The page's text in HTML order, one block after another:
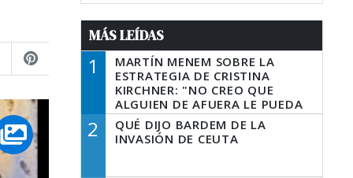
MÁS LEÍDAS
1
MARTÍN MENEM SOBRE LA
ESTRATEGIA DE CRISTINA
KIRCHNER: "NO CREO QUE
ALGUIEN DE AFUERA LE PUEDA
DECIR A LA JUSTICIA LO QUE
TIENE QUE HACER"
2
QUÉ DIJO BARDEM DE LA
INVASIÓN DE CEUTA